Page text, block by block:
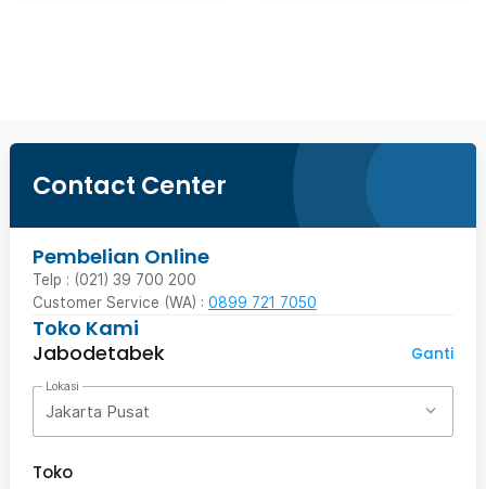
Contact Center
Pembelian Online
Telp : (021) 39 700 200
Customer Service (WA) : 0899 721 7050
Toko Kami
Jabodetabek
Ganti
Lokasi
Jakarta Pusat
Toko